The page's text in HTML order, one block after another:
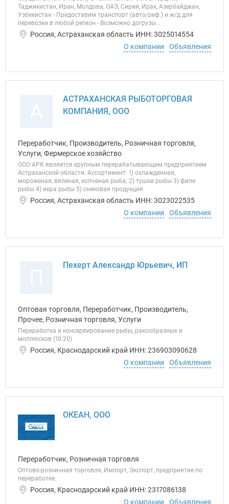
Таджикистан, Иран, Молдова, ОАЭ, Сирия, Ирак, Азербайджан,
Узбекистан - Предоставим транспорт (авто/реф.) и ж/д для
перевозки в любой регион - Возможно догрузы...
Россия, Астраханская область ИНН: 3025014554
О компании
Объявления
АСТРАХАНСКАЯ РЫБОТОРГОВАЯ
КОМПАНИЯ, ООО
Переработчик, Производитель, Розничная торговля,
Услуги, Фермерское хозяйство
ООО АРК является крупным перерабатывающим предприятием
Астраханской области. Ассортимент: 1) охлажденная,
мороженая, вяленая, копченая рыба; 2) тушки рыбы 3) филе
рыбы 4) икра рыбы 5) снековая продукция
Россия, Астраханская область ИНН: 3023022535
О компании
Объявления
Пехерт Александр Юрьевич, ИП
Оптовая торговля, Переработчик, Производитель,
Прочее, Розничная торговля, Услуги
Переработка и консервирование рыбы, ракообразных и
моллюсков (10.20)
Россия, Краснодарский край ИНН: 236903090628
О компании
Объявления
ОКЕАН, ООО
Переработчик, Розничная торговля
Оптово-розничная торговля, Импорт, Экспорт, предприятие по
переработке.
Россия, Краснодарский край ИНН: 2317086138
О компании
Объявления